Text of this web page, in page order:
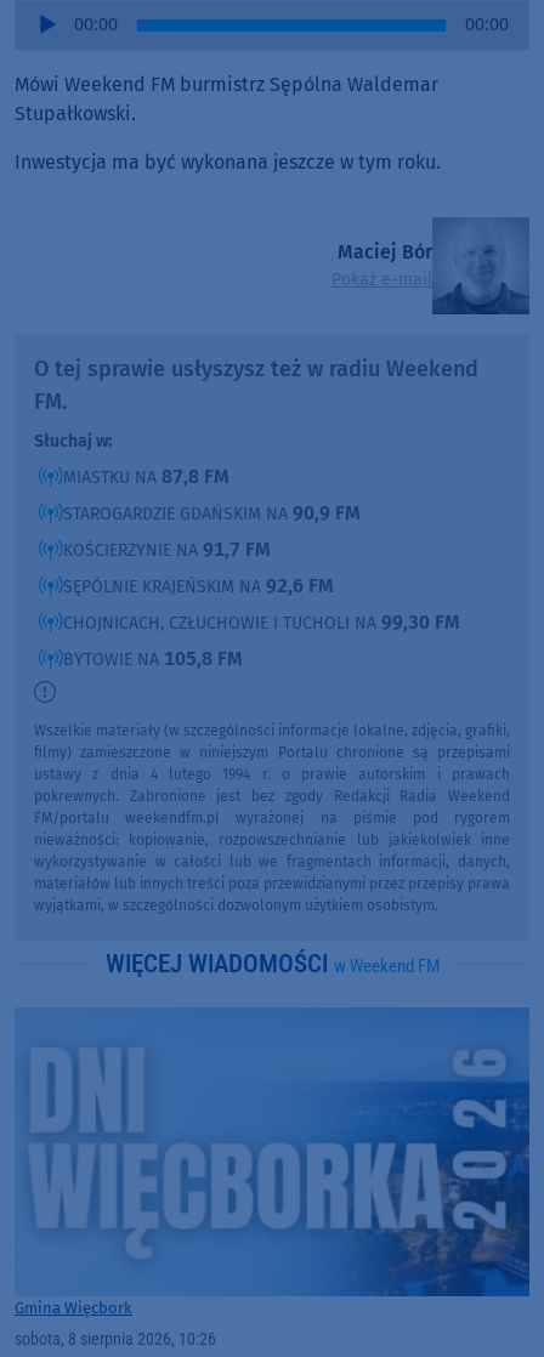
Audio
00:00 00:00
Mówi Weekend FM burmistrz Sępólna Waldemar
Stupałkowski.
Inwestycja ma być wykonana jeszcze w tym roku.
Maciej Bór
Pokaż e-mail
O tej sprawie usłyszysz też w radiu Weekend
FM.
Słuchaj w:
MIASTKU NA 87,8 FM
STAROGARDZIE GDAŃSKIM NA 90,9 FM
KOŚCIERZYNIE NA 91,7 FM
SĘPÓLNIE KRAJEŃSKIM NA 92,6 FM
CHOJNICACH, CZŁUCHOWIE I TUCHOLI NA 99,30 FM
BYTOWIE NA 105,8 FM
Wszelkie materiały (w szczególności informacje lokalne, zdjęcia, grafiki,
filmy) zamieszczone w niniejszym Portalu chronione są przepisami
ustawy z dnia 4 lutego 1994 r. o prawie autorskim i prawach
pokrewnych. Zabronione jest bez zgody Redakcji Radia Weekend
FM/portalu weekendfm.pl wyrażonej na piśmie pod rygorem
nieważności: kopiowanie, rozpowszechnianie lub jakiekolwiek inne
wykorzystywanie w całości lub we fragmentach informacji, danych,
materiałów lub innych treści poza przewidzianymi przez przepisy prawa
wyjątkami, w szczególności dozwolonym użytkiem osobistym.
WIĘCEJ WIADOMOŚCI w Weekend FM
Gmina Więcbork
sobota, 8 sierpnia 2026, 10:26